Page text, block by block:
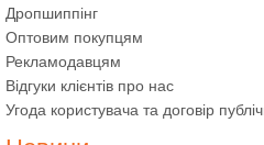
Дропшиппінг
Оптовим покупцям
Рекламодавцям
Відгуки клієнтів про нас
Угода користувача та договір